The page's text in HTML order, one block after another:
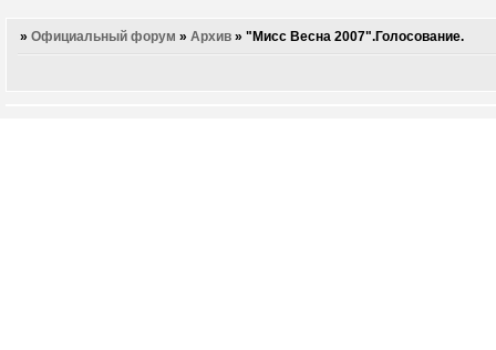
»Официальный форум »Архив »"Мисс Весна 2007".Голосование.